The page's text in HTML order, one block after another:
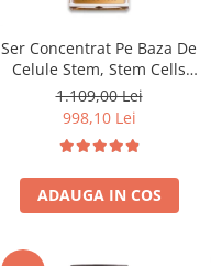
Ser Concentrat Pe Baza De
Celule Stem, Stem Cells
Intensive Serum - 30ml
1.109,00 Lei
998,10 Lei
ADAUGA IN COS